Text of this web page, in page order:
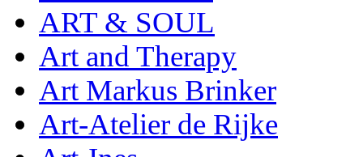
ART & SOUL
Art and Therapy
Art Markus Brinker
Art-Atelier de Rijke